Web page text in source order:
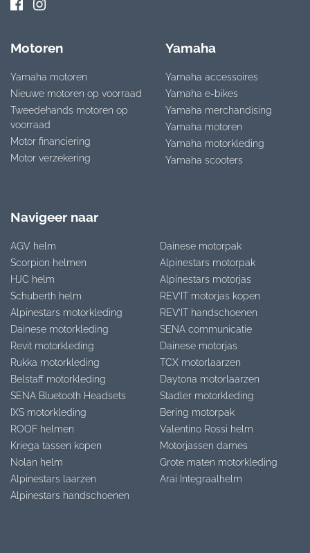
Motoren
Yamaha motoren
Nieuwe motoren op voorraad
Tweedehands motoren op
voorraad
Motor financiering
Motor verzekering
Yamaha
Yamaha accessoires
Yamaha e-bikes
Yamaha merchandising
Yamaha motoren
Yamaha motorkleding
Yamaha scooters
Navigeer naar
AGV helm
Scorpion helmen
HJC helm
Schuberth helm
Alpinestars motorkleding
Dainese motorkleding
Revit motorkleding
Rukka motorkleding
Belstaff motorkleding
SENA Bluetooth Headsets
IXS motorkleding
ROOF helmen
Kriega tassen kopen
Nolan helm
Alpinestars laarzen
Alpinestars handschoenen
Dainese motorpak
Alpinestars motorpak
Alpinestars motorjas
REV’IT motorjas kopen
REV’IT handschoenen
SENA communicatie
Dainese motorjas
TCX motorlaarzen
Daytona motorlaarzen
Stadler motorkleding
Bering motorpak
Valentino Rossi helm
Motorjassen dames
Grote maten motorkleding
Arai Integraalhelm